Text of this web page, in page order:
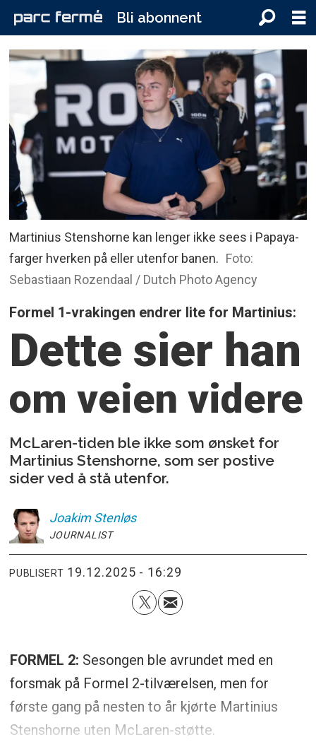
Bli abonnent
Martinius Stenshorne kan lenger ikke sees i Papaya-
farger hverken på eller utenfor banen. Foto:
Sebastiaan Rozendaal / Dutch Photo Agency
Formel 1-vrakingen endrer lite for Martinius:
Dette sier han
om veien videre
McLaren-tiden ble ikke som ønsket for
Martinius Stenshorne, som ser postive
sider ved å stå utenfor.
Joakim Stenløs
JOURNALIST
PUBLISERT 19.12.2025 - 16:29
FORMEL 2: Sesongen ble avrundet med en
forsmak på Formel 2-tilværelsen, men for
første gang på nesten to år kjørte Martinius
Stenshorne uten McLaren-støtte.